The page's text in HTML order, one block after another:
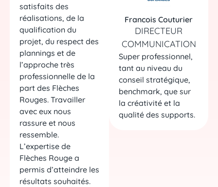
satisfaits des
réalisations, de la
qualification du
projet, du respect des
plannings et de
l’approche très
professionnelle de la
part des Flèches
Rouges. Travailler
avec eux nous
rassure et nous
ressemble.
L’expertise de
Flèches Rouge a
permis d’atteindre les
résultats souhaités.
Francois Couturier
DIRECTEUR
COMMUNICATION
Super professionnel,
tant au niveau du
conseil stratégique,
benchmark, que sur
la créativité et la
qualité des supports.